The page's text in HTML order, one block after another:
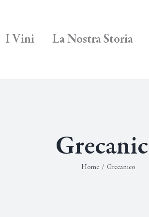
I Vini La Nostra Storia
Home / Grecanico